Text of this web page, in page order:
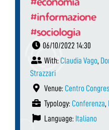
#informazione
#sociologia
06/10/2022 14:30
With: Claudia Vago,
Strazzari
Venue: Centro
Typology: Conferenza,
Language: Italiano